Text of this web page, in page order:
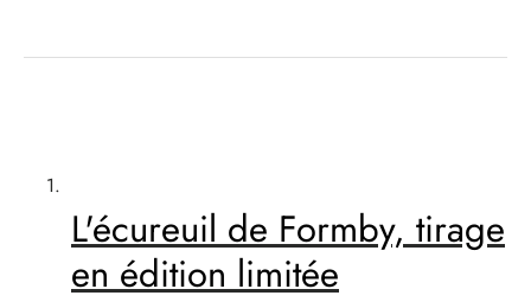
L'écureuil de Formby, tirage
en édition limitée